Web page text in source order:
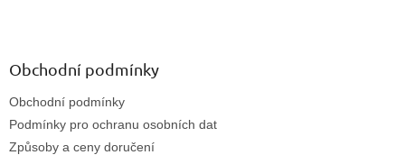
Obchodní podmínky
Obchodní podmínky
Podmínky pro ochranu osobních dat
Způsoby a ceny doručení